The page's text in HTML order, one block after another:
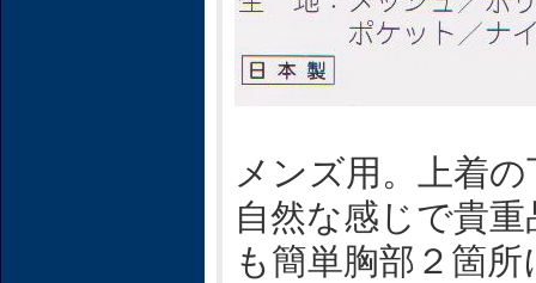
メンズ用。上着
自然な感じで貴
も簡単胸部２箇